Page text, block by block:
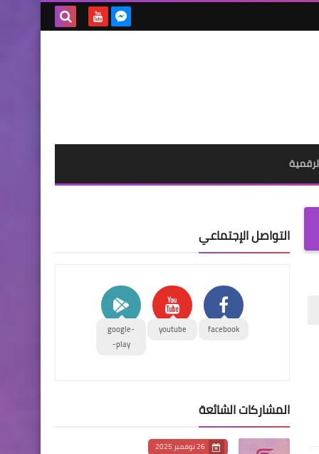
التواصل الإجتماعي
facebook
youtube
google-
play-
المشاركات الشائعة
26 نوفمبر 2025